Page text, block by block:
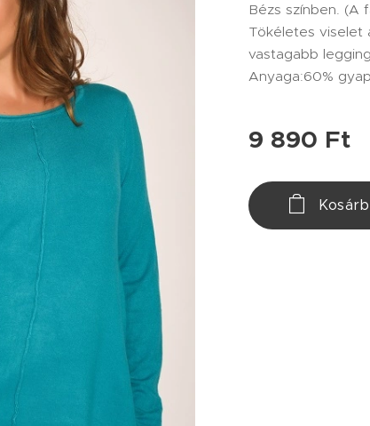
Bézs színben. (A
Tökéletes viselet
vastagabb
Anyaga:60%
9 890 Ft